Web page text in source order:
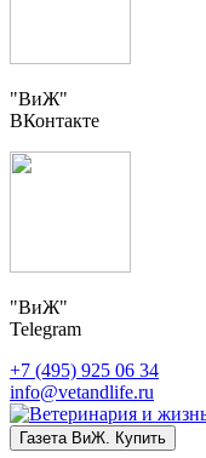
"ВиЖ"
ВКонтакте
"ВиЖ"
Telegram
+7 (495) 925 06 34
info@vetandlife.ru
Газета ВиЖ. Купить